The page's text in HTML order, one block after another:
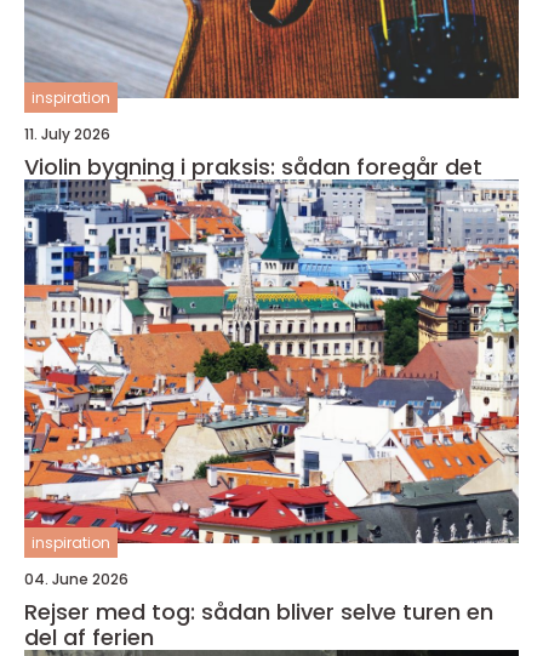
inspiration
11. July 2026
Violin bygning i praksis: sådan foregår det
inspiration
04. June 2026
Rejser med tog: sådan bliver selve turen en
del af ferien